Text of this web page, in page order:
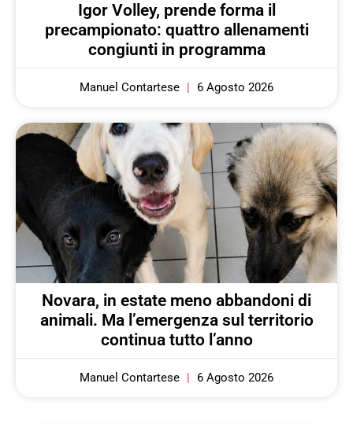
Igor Volley, prende forma il
precampionato: quattro allenamenti
congiunti in programma
Manuel Contartese 6 Agosto 2026
Novara, in estate meno abbandoni di
animali. Ma l’emergenza sul territorio
continua tutto l’anno
Manuel Contartese 6 Agosto 2026